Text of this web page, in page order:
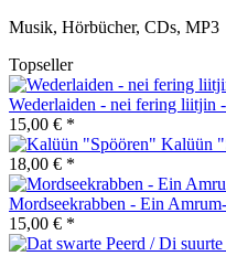
Musik, Hörbücher, CDs, MP3
Topseller
Wederlaiden - nei fering liitjin
15,00 € *
Kalüün
18,00 € *
Mordseekrabben - Ein
15,00 € *